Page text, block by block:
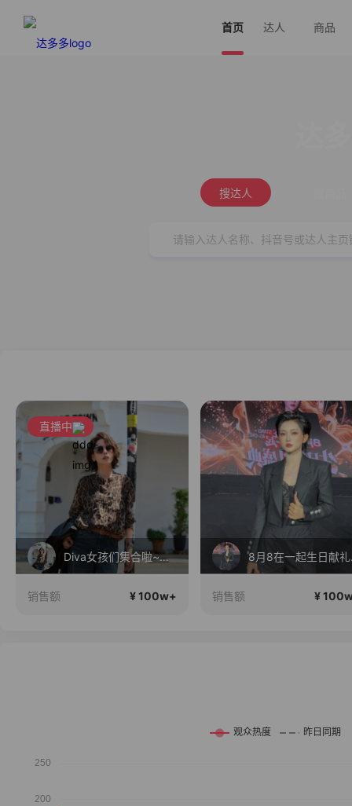
首页 达人 商品
搜达人
直播中
Diva女孩们集合啦~意大利料特产来啦！
销售额 ¥ 100w+
8
销售额 ¥